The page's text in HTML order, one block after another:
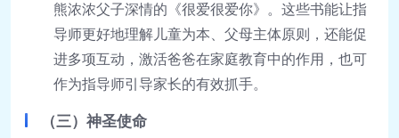
熊浓浓父子深情的《很爱很爱你》。这些书能让指
导师更好地理解儿童为本、父母主体原则，还能促
进多项互动，激活爸爸在家庭教育中的作用，也可
作为指导师引导家长的有效抓手。
（三）神圣使命